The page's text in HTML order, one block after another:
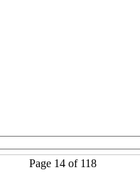
Page 14 of 118